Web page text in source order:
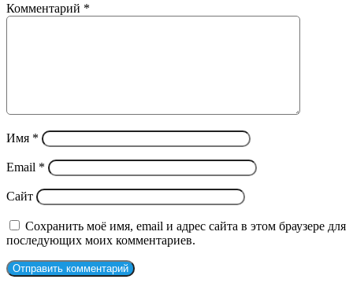
Комментарий *
Имя *
Email *
Сайт
Сохранить моё имя, email и адрес сайта в этом браузере для
последующих моих комментариев.